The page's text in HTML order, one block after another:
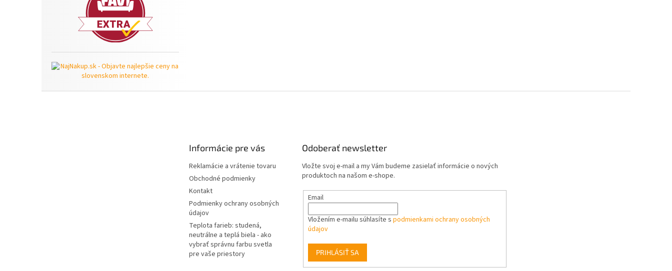
Informácie pre vás
Reklamácie a vrátenie tovaru
Obchodné podmienky
Kontakt
Podmienky ochrany osobných
údajov
Teplota farieb: studená,
neutrálne a teplá biela - ako
vybrať správnu farbu svetla
pre vaše priestory
Odoberať newsletter
Vložte svoj e-mail a my Vám budeme zasielať informácie o nových
produktoch na našom e-shope.
Email
Vložením e-mailu súhlasíte s podmienkami ochrany osobných
údajov
PRIHLÁSIŤ SA